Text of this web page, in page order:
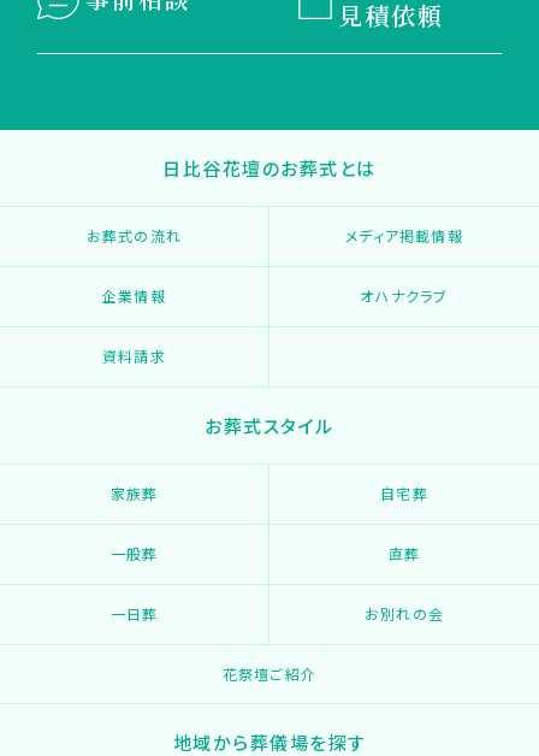
見積依頼
日比谷花壇のお葬式とは
お葬式の流れ メディア掲載情報
企業情報 オハナクラブ
資料請求
お葬式スタイル
家族葬 自宅葬
一般葬 直葬
一日葬 お別れの会
花祭壇ご紹介
地域から葬儀場を探す